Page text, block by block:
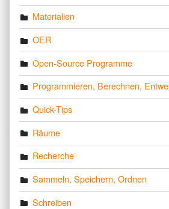
Materialien
OER
Open-Source Programme
Programmieren, Berechnen,
Quick-Tips
Räume
Recherche
Sammeln, Speichern, Ordnen
Schreiben